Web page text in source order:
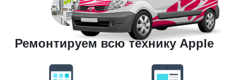
Ремонтируем всю технику Apple